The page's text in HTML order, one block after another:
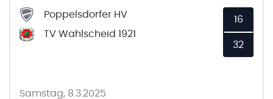
Poppelsdorfer HV
TV Wahlscheid 1921
16
32
Samstag, 8.3.2025